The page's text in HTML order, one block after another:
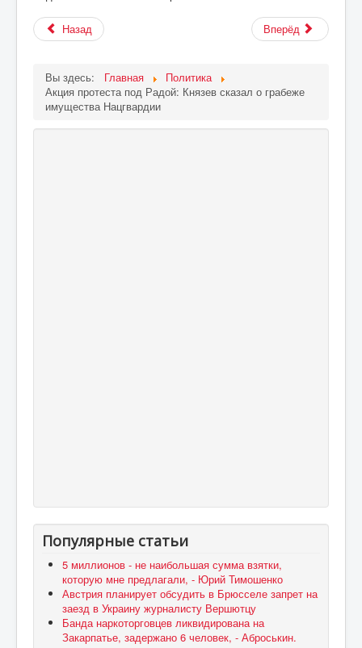
Назад Вперёд
Вы здесь: Главная
Политика
Акция протеста под Радой: Князев сказал о грабеже
имущества Нацгвардии
Популярные статьи
5 миллионов - не наибольшая сумма взятки,
которую мне предлагали, - Юрий Тимошенко
Австрия планирует обсудить в Брюсселе запрет на
заезд в Украину журналисту Вершютцу
Банда наркоторговцев ликвидирована на
Закарпатье, задержано 6 человек, - Аброськин.